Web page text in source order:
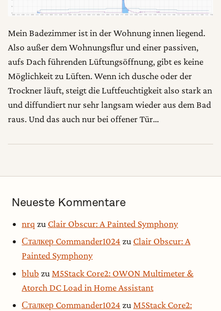
Mein Badezimmer ist in der Wohnung innen liegend.
Also außer dem Wohnungsflur und einer passiven,
aufs Dach führenden Lüftungsöffnung, gibt es keine
Möglichkeit zu Lüften. Wenn ich dusche oder der
Trockner läuft, steigt die Luftfeuchtigkeit also stark an
und diffundiert nur sehr langsam wieder aus dem Bad
raus. Und das auch nur bei offener Tür…
Neueste Kommentare
nrq zu Clair Obscur: A Painted Symphony
Сталкер Commander1024 zu Clair Obscur: A
Painted Symphony
blub zu M5Stack Core2: OWON Multimeter &
Atorch DC Load in Home Assistant
Сталкер Commander1024 zu M5Stack Core2: